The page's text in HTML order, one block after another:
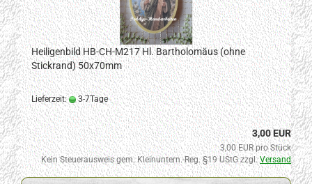
Heiligenbild HB-CH-M217 Hl. Bartholomäus (ohne
Stickrand) 50x70mm
Lieferzeit: 3-7Tage
3,00 EUR
3,00 EUR pro Stück
Kein Steuerausweis gem. Kleinuntern.-Reg. §19 UStG zzgl.Versand